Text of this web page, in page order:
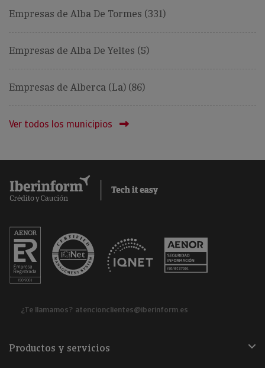
Empresas de Alba De Tormes (331)
Empresas de Alba De Yeltes (5)
Empresas de Alberca (La) (86)
Ver todos los municipios
¿Te llamamos? atencionclientes@iberinform.es
Productos y servicios